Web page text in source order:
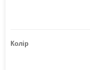
Колір